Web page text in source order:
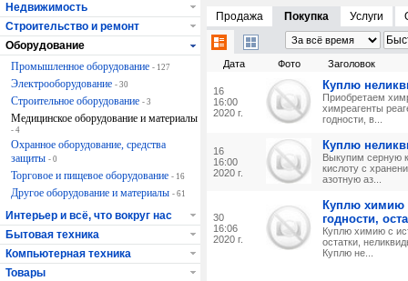
Продажа Покупка Услуги
Дата Фото Заголовок
16
16:00
2020 г.
Куплю
Приобретаем
химреагенты
годности, в...
16
16:00
2020 г.
Куплю
Выкупим серную
кислоту с
азотную аз...
30
16:06
2020 г.
Куплю химию
годности,
Куплю химию с
остатки,
Куплю не...
Недвижимость
Строительство и ремонт
Оборудование
Промышленное оборудование - 127
Электрооборудование - 30
Строительное оборудование - 3
Медицинское оборудование и материалы
- 4
Охранное оборудование, средства
защиты - 0
Торговое и пищевое оборудование - 16
Другое оборудование и материалы - 61
Интерьер и всё, что вокруг нас
Бытовая техника
Компьютерная техника
Товары